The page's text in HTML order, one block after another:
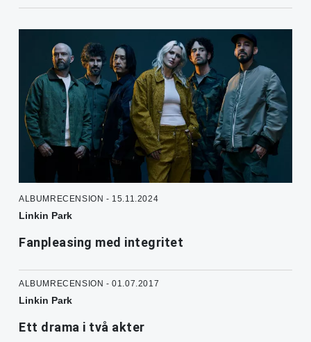
ALBUMRECENSION - 15.11.2024
Linkin Park
Fanpleasing med integritet
ALBUMRECENSION - 01.07.2017
Linkin Park
Ett drama i två akter